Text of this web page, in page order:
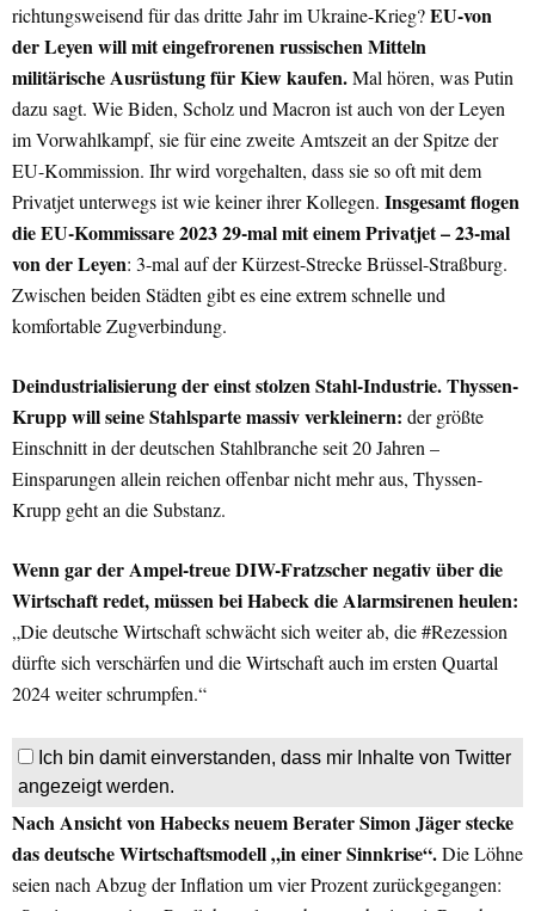
richtungsweisend für das dritte Jahr im Ukraine-Krieg?EU-von
der Leyen will mit eingefrorenen russischen Mitteln
militärische Ausrüstung für Kiew kaufen.Mal hören, was Putin
dazu sagt. Wie Biden, Scholz und Macron ist auch von der Leyen
im Vorwahlkampf, sie für eine zweite Amtszeit an der Spitze der
EU-Kommission. Ihr wird vorgehalten, dass sie so oft mit dem
Privatjet unterwegs ist wie keiner ihrer Kollegen. Insgesamt flogen
die EU-Kommissare 2023 29-mal mit einem Privatjet – 23-mal
von der Leyen: 3-mal auf der Kürzest-Strecke Brüssel-Straßburg.
Zwischen beiden Städten gibt es eine extrem schnelle und
komfortable Zugverbindung.
Deindustrialisierung der einst stolzen Stahl-Industrie. Thyssen-
Krupp will seine Stahlsparte massiv verkleinern: der größte
Einschnitt in der deutschen Stahlbranche seit 20 Jahren –
Einsparungen allein reichen offenbar nicht mehr aus, Thyssen-
Krupp geht an die Substanz.
Wenn gar der Ampel-treue DIW-Fratzscher negativ über die
Wirtschaft redet, müssen bei Habeck die Alarmsirenen heulen:
„Die deutsche Wirtschaft schwächt sich weiter ab, die #Rezession
dürfte sich verschärfen und die Wirtschaft auch im ersten Quartal
2024 weiter schrumpfen.“
Ich bin damit einverstanden, dass mir Inhalte von Twitter
angezeigt werden.
Nach Ansicht von Habecks neuem Berater Simon Jäger stecke
das deutsche Wirtschaftsmodell „in einer Sinnkrise“.Die Löhne
seien nach Abzug der Inflation um vier Prozent zurückgegangen: